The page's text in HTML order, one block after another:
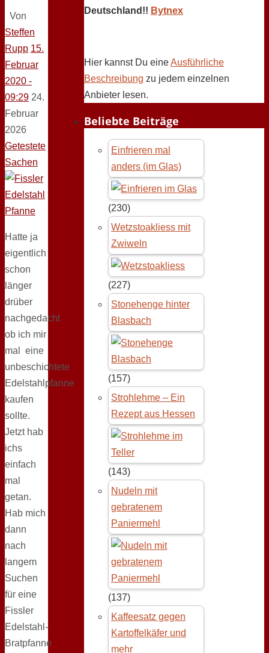
Von
Steffen
Rupp 15.
Februar
2020 -
09:29 24.
Februar
2026
Getestete
Sachen
Hatte ja
eigentlich
schon
länger
drüber
nachgedacht
ob ich mir
mal eine
unbeschichtete
Edelstahlpfanne
kaufen
sollte.
Jetzt hab
ichs
einfach
mal
getan.
Hab mich
dann
nach
langem
Suchen
für eine
Fissler
Edelstahl-
Bratpfanne
Deutschland!! Bytnex
Hier kannst Du eineAusführliche
Beschreibung zu jedem einzelnen
Anbieter lesen.
Beliebte Beiträge
Einfrieren mal
anders (im Glas)
(230)
Wetzstoakliess mit
Zwiweln
(227)
Stonehenge hinter
Blasbach
(157)
Strohlehme – Ein
Rezept aus Hessen
(143)
Nudeln mit
gebratenem
Paniermehl
(137)
Kaffeesatz gegen
Kartoffelkäfer und
mehr